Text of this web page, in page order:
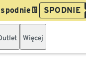
SPODNIE
Więcej